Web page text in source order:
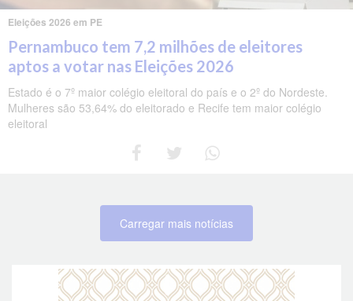
Eleições 2026 em PE
Pernambuco tem 7,2 milhões de eleitores
aptos a votar nas Eleições 2026
Estado é o 7º maior colégio eleitoral do país e o 2º do Nordeste.
Mulheres são 53,64% do eleitorado e Recife tem maior colégio
eleitoral
Carregar mais notícias